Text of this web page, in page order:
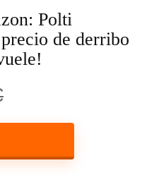
Polti
de derribo